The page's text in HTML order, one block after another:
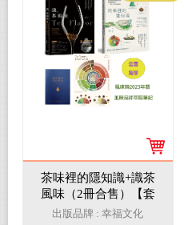
茶味裡的隱知識+識茶
風味（2冊合售）【套
書獨享版：風味輪2023
出版品牌 : 幸福文化